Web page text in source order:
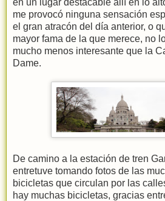
me provocó ninguna sensación
el gran atracón del día anterior, o
mayor fama de la que merece, no
mucho menos interesante que la
Dame.
De camino a la estación de tren
entretuve tomando fotos de las
bicicletas que circulan por las
hay muchas bicicletas, gracias